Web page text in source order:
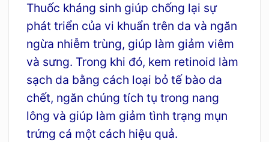
Thuốc kháng sinh giúp chống lại sự
phát triển của vi khuẩn trên da và ngăn
ngừa nhiễm trùng, giúp làm giảm viêm
và sưng. Trong khi đó, kem retinoid làm
sạch da bằng cách loại bỏ tế bào da
chết, ngăn chúng tích tụ trong nang
lông và giúp làm giảm tình trạng mụn
trứng cá một cách hiệu quả.